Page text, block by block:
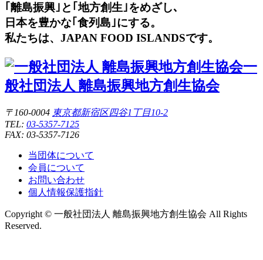
｢離島振興｣と｢地方創生｣をめざし､
日本を豊かな｢食列島｣にする。
私たちは、JAPAN FOOD ISLANDSです。
一
般社団法人 離島振興地方創生協会
〒160-0004 東京都新宿区四谷1丁目10-2
TEL: 03-5357-7125
FAX: 03-5357-7126
当団体について
会員について
お問い合わせ
個人情報保護指針
Copyright © 一般社団法人 離島振興地方創生協会 All Rights
Reserved.